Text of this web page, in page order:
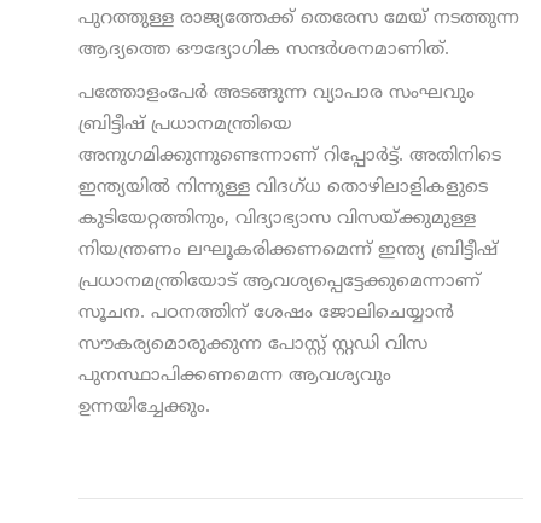
പുറത്തുള്ള രാജ്യത്തേക്ക് തെരേസ മേയ് നടത്തുന്ന
ആദ്യത്തെ ഔദ്യോഗിക സന്ദര്‍ശനമാണിത്.
പത്തോളംപേര്‍ അടങ്ങുന്ന വ്യാപാര സംഘവും
ബ്രിട്ടീഷ് പ്രധാനമന്ത്രിയെ
അനുഗമിക്കുന്നുണ്ടെന്നാണ് റിപ്പോർട്ട്. അതിനിടെ
ഇന്ത്യയില്‍ നിന്നുള്ള വിദഗ്ധ തൊഴിലാളികളുടെ
കുടിയേറ്റത്തിനും, വിദ്യാഭ്യാസ വിസയ്ക്കുമുള്ള
നിയന്ത്രണം ലഘൂകരിക്കണമെന്ന് ഇന്ത്യ ബ്രിട്ടീഷ്
പ്രധാനമന്ത്രിയോട് ആവശ്യപ്പെട്ടേക്കുമെന്നാണ്
സൂചന. പഠനത്തിന് ശേഷം ജോലിചെയ്യാന്‍
സൗകര്യമൊരുക്കുന്ന പോസ്റ്റ് സ്റ്റഡി വിസ
പുനസ്ഥാപിക്കണമെന്ന ആവശ്യവും
ഉന്നയിച്ചേക്കും.